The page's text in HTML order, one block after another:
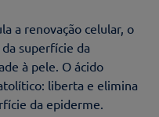
a renovação celular, o
superfície da
à pele. O ácido
liberta e elimina
da epiderme.